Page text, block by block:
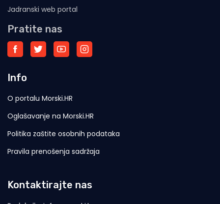
Jadranski web portal
Pratite nas
Info
O portalu Morski.HR
Oglašavanje na Morski.HR
Politika zaštite osobnih podataka
Pravila prenošenja sadržaja
Kontaktirajte nas